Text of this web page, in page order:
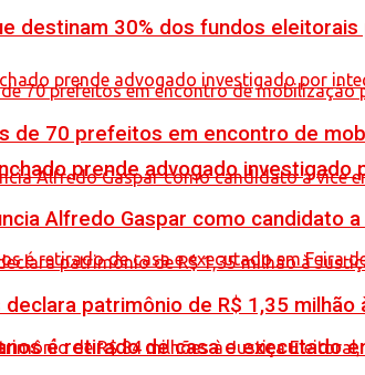
prende advogado
é retirado de casa e executado
destinam 30% dos fundos
de 70 prefeitos em encontro de
Alfredo Gaspar como candidato
patrimônio de R$ 1,35